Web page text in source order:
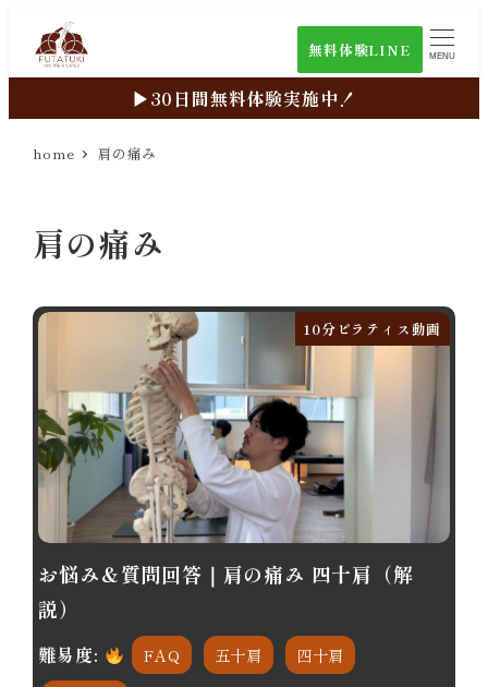
ン
コ
ライブ配信zoomURL
無料体験LINE MENU
▶︎30日間無料体験実施中！
home 肩の痛み
肩の痛み
10分ピラティス動画
お悩み＆質問回答｜肩の痛み 四十肩（解
説）
難易度: FAQ 五十肩
四十肩